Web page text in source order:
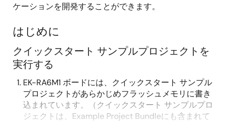
ケーションを開発することができます。
はじめに
クイックスタート サンプルプロジェクトを
実行する
EK-RA6M1 ボードには、クイックスタート サンプル
プロジェクトがあらかじめフラッシュメモリに書き
込まれています。（クイックスタート サンプルプロ
ジェクトは、Example Project Bundleにも含まれて